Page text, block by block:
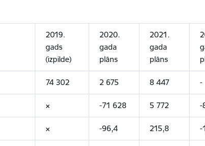
2019.
gads
(izpilde)
2020.
gada
plāns
2021.
gada
plāns
74 302 2 675 8 447 -
× -71 628 5 772 -
× -96,4 215,8 -